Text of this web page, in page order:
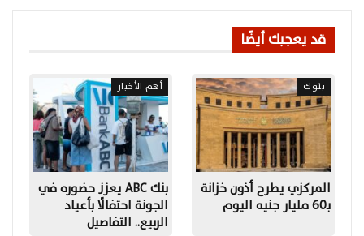
قد يعجبك أيضًا
بنوك
المركزي يطرح أذون خزانة
بـ60 مليار جنيه اليوم
أهم الأخبار
بنك ABC يعزز حضوره في
الجونة احتفالًا بأعياد
الربيع.. التفاصيل